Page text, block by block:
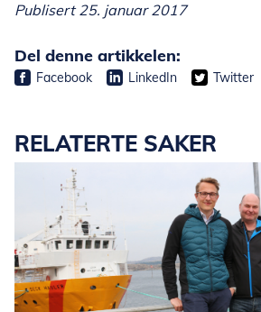
Publisert 25. januar 2017
Del denne artikkelen:
Facebook LinkedIn Twitter
RELATERTE SAKER